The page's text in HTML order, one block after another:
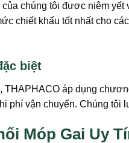
chúng tôi được niêm
chiết khấu tốt nhất cho
biệt
THAPHACO áp dụng
phí vận chuyển. Chúng tôi
Móp Gai Uy